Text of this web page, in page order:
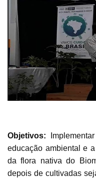
Objetivos:
educação ambiental e
da flora nativa do
depois de cultivadas